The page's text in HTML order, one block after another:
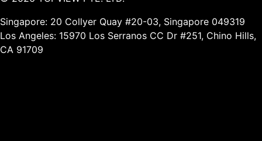
Singapore: 20 Collyer Quay #20-03, Singapore 049319
Los Angeles: 15970 Los Serranos CC Dr #251, Chino Hills,
CA 91709